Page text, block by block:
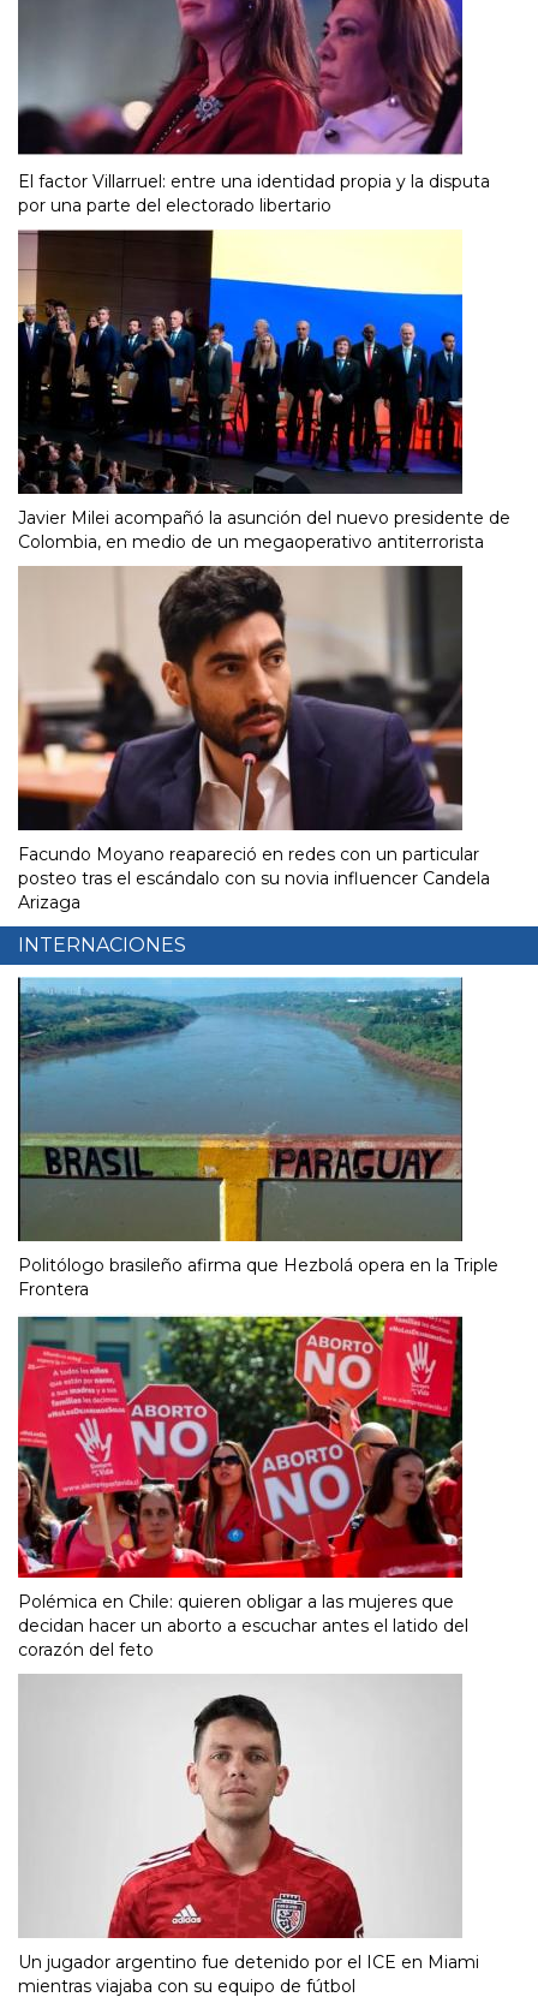
El factor Villarruel: entre una identidad propia y la disputa
por una parte del electorado libertario
Javier Milei acompañó la asunción del nuevo presidente de
Colombia, en medio de un megaoperativo antiterrorista
Facundo Moyano reapareció en redes con un particular
posteo tras el escándalo con su novia influencer Candela
Arizaga
INTERNACIONES
Politólogo brasileño afirma que Hezbolá opera en la Triple
Frontera
Polémica en Chile: quieren obligar a las mujeres que
decidan hacer un aborto a escuchar antes el latido del
corazón del feto
Un jugador argentino fue detenido por el ICE en Miami
mientras viajaba con su equipo de fútbol